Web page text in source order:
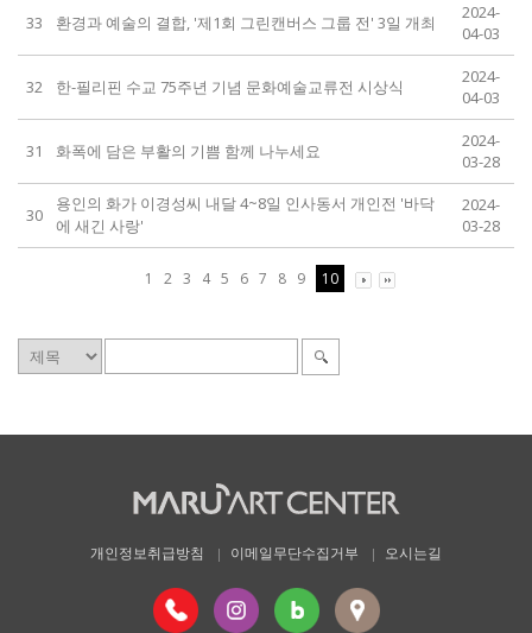
33 환경과 예술의 결합, '제1회 그린캔버스 그룹 전' 3일 개최
2024-
04-03
32 한-필리핀 수교 75주년 기념 문화예술교류전 시상식
2024-
04-03
31 화폭에 담은 부활의 기쁨 함께 나누세요
2024-
03-28
30
용인의 화가 이경성씨 내달 4~8일 인사동서 개인전 '바닥
에 새긴 사랑'
2024-
03-28
1 2 3 4 5 6 7 8 9 10
개인정보취급방침 이메일무단수집거부 오시는길